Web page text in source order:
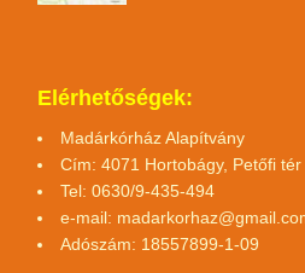
Elérhetőségek:
Madárkórház Alapítvány
Cím: 4071 Hortobágy, Petőfi tér
Tel: 0630/9-435-494
e-mail:
Adószám: 18557899-1-09